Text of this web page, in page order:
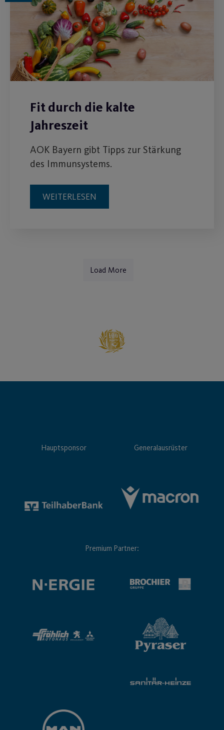
Fit durch die kalte
Jahreszeit
AOK Bayern gibt Tipps zur Stärkung
des Immunsystems.
WEITERLESEN
Load More
Hauptsponsor Generalausrüster
Premium Partner: